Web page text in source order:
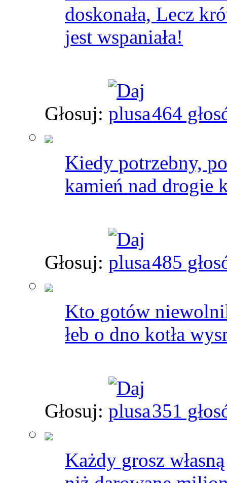
doskonała, Lecz
jest wspaniała!
Głosuj: 464
Kiedy potrzebny,
kamień nad drogie
Głosuj: 485
Kto gotów
łeb o dno kotła
Głosuj: 351
Każdy grosz